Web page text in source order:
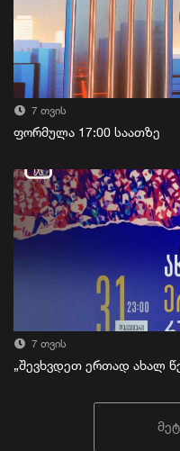
7 თვის
ფორმულა 17:00 საათზე
7 თვის
„შევხვდეთ ერთად ახალ